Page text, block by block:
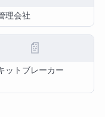
理会社
📄
ットブレーカー